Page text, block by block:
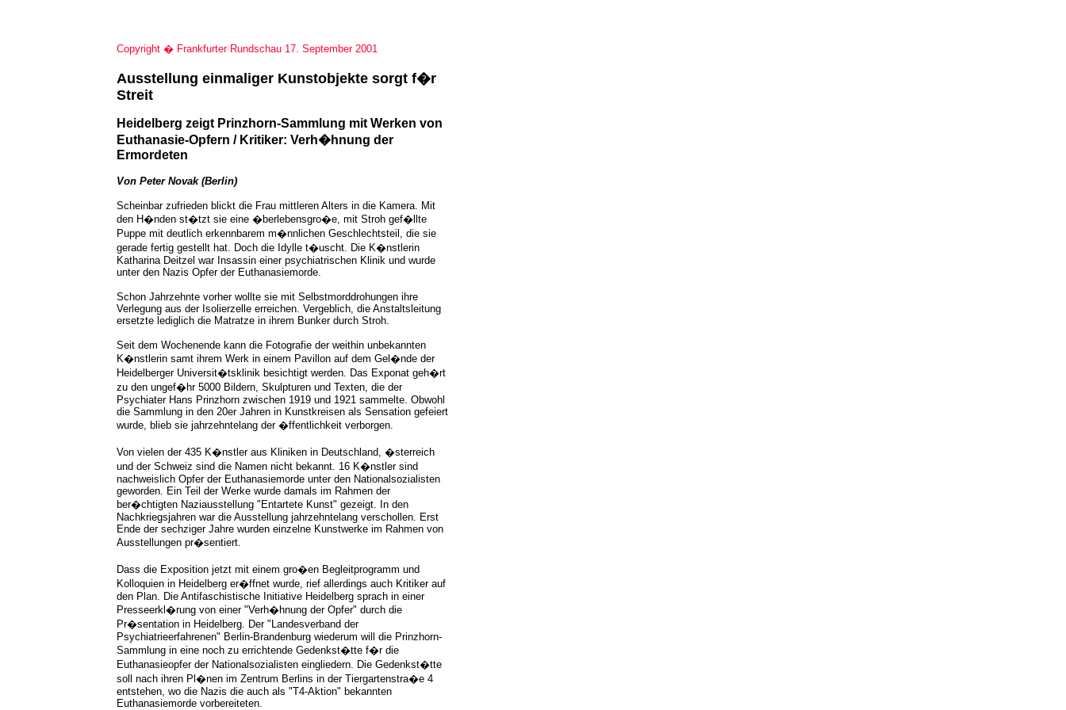
Copyright � Frankfurter Rundschau 17. September 2001
Ausstellung einmaliger Kunstobjekte sorgt f�r
Streit
Heidelberg zeigt Prinzhorn-Sammlung mit Werken von
Euthanasie-Opfern / Kritiker: Verh�hnung der
Ermordeten
Von Peter Novak (Berlin)
Scheinbar zufrieden blickt die Frau mittleren Alters in die Kamera. Mit
den H�nden st�tzt sie eine �berlebensgro�e, mit Stroh gef�llte
Puppe mit deutlich erkennbarem m�nnlichen Geschlechtsteil, die sie
gerade fertig gestellt hat. Doch die Idylle t�uscht. Die K�nstlerin
Katharina Deitzel war Insassin einer psychiatrischen Klinik und wurde
unter den Nazis Opfer der Euthanasiemorde.
Schon Jahrzehnte vorher wollte sie mit Selbstmorddrohungen ihre
Verlegung aus der Isolierzelle erreichen. Vergeblich, die Anstaltsleitung
ersetzte lediglich die Matratze in ihrem Bunker durch Stroh.
Seit dem Wochenende kann die Fotografie der weithin unbekannten
K�nstlerin samt ihrem Werk in einem Pavillon auf dem Gel�nde der
Heidelberger Universit�tsklinik besichtigt werden. Das Exponat geh�rt
zu den ungef�hr 5000 Bildern, Skulpturen und Texten, die der
Psychiater Hans Prinzhorn zwischen 1919 und 1921 sammelte. Obwohl
die Sammlung in den 20er Jahren in Kunstkreisen als Sensation gefeiert
wurde, blieb sie jahrzehntelang der �ffentlichkeit verborgen.
Von vielen der 435 K�nstler aus Kliniken in Deutschland, �sterreich
und der Schweiz sind die Namen nicht bekannt. 16 K�nstler sind
nachweislich Opfer der Euthanasiemorde unter den Nationalsozialisten
geworden. Ein Teil der Werke wurde damals im Rahmen der
ber�chtigten Naziausstellung "Entartete Kunst" gezeigt. In den
Nachkriegsjahren war die Ausstellung jahrzehntelang verschollen. Erst
Ende der sechziger Jahre wurden einzelne Kunstwerke im Rahmen von
Ausstellungen pr�sentiert.
Dass die Exposition jetzt mit einem gro�en Begleitprogramm und
Kolloquien in Heidelberg er�ffnet wurde, rief allerdings auch Kritiker auf
den Plan. Die Antifaschistische Initiative Heidelberg sprach in einer
Presseerkl�rung von einer "Verh�hnung der Opfer" durch die
Pr�sentation in Heidelberg. Der "Landesverband der
Psychiatrieerfahrenen" Berlin-Brandenburg wiederum will die Prinzhorn-
Sammlung in eine noch zu errichtende Gedenkst�tte f�r die
Euthanasieopfer der Nationalsozialisten eingliedern. Die Gedenkst�tte
soll nach ihren Pl�nen im Zentrum Berlins in der Tiergartenstra�e 4
entstehen, wo die Nazis die auch als "T4-Aktion" bekannten
Euthanasiemorde vorbereiteten.